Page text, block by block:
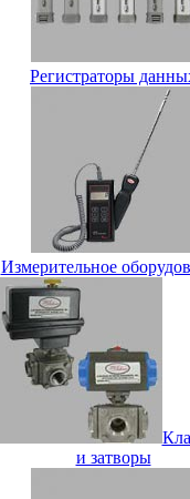
Регистраторы
Измерительное
и затворы